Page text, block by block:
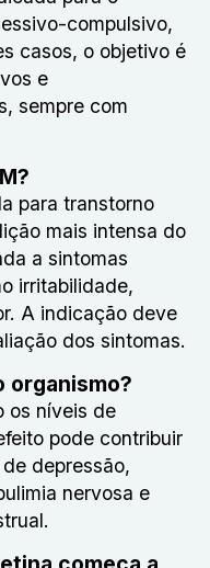
compulsivo,
casos, o objetivo é
e
sempre com
para transtorno
mais intensa do
a sintomas
irritabilidade,
A indicação deve
dos sintomas.
organismo?
os níveis de
pode contribuir
depressão,
nervosa e